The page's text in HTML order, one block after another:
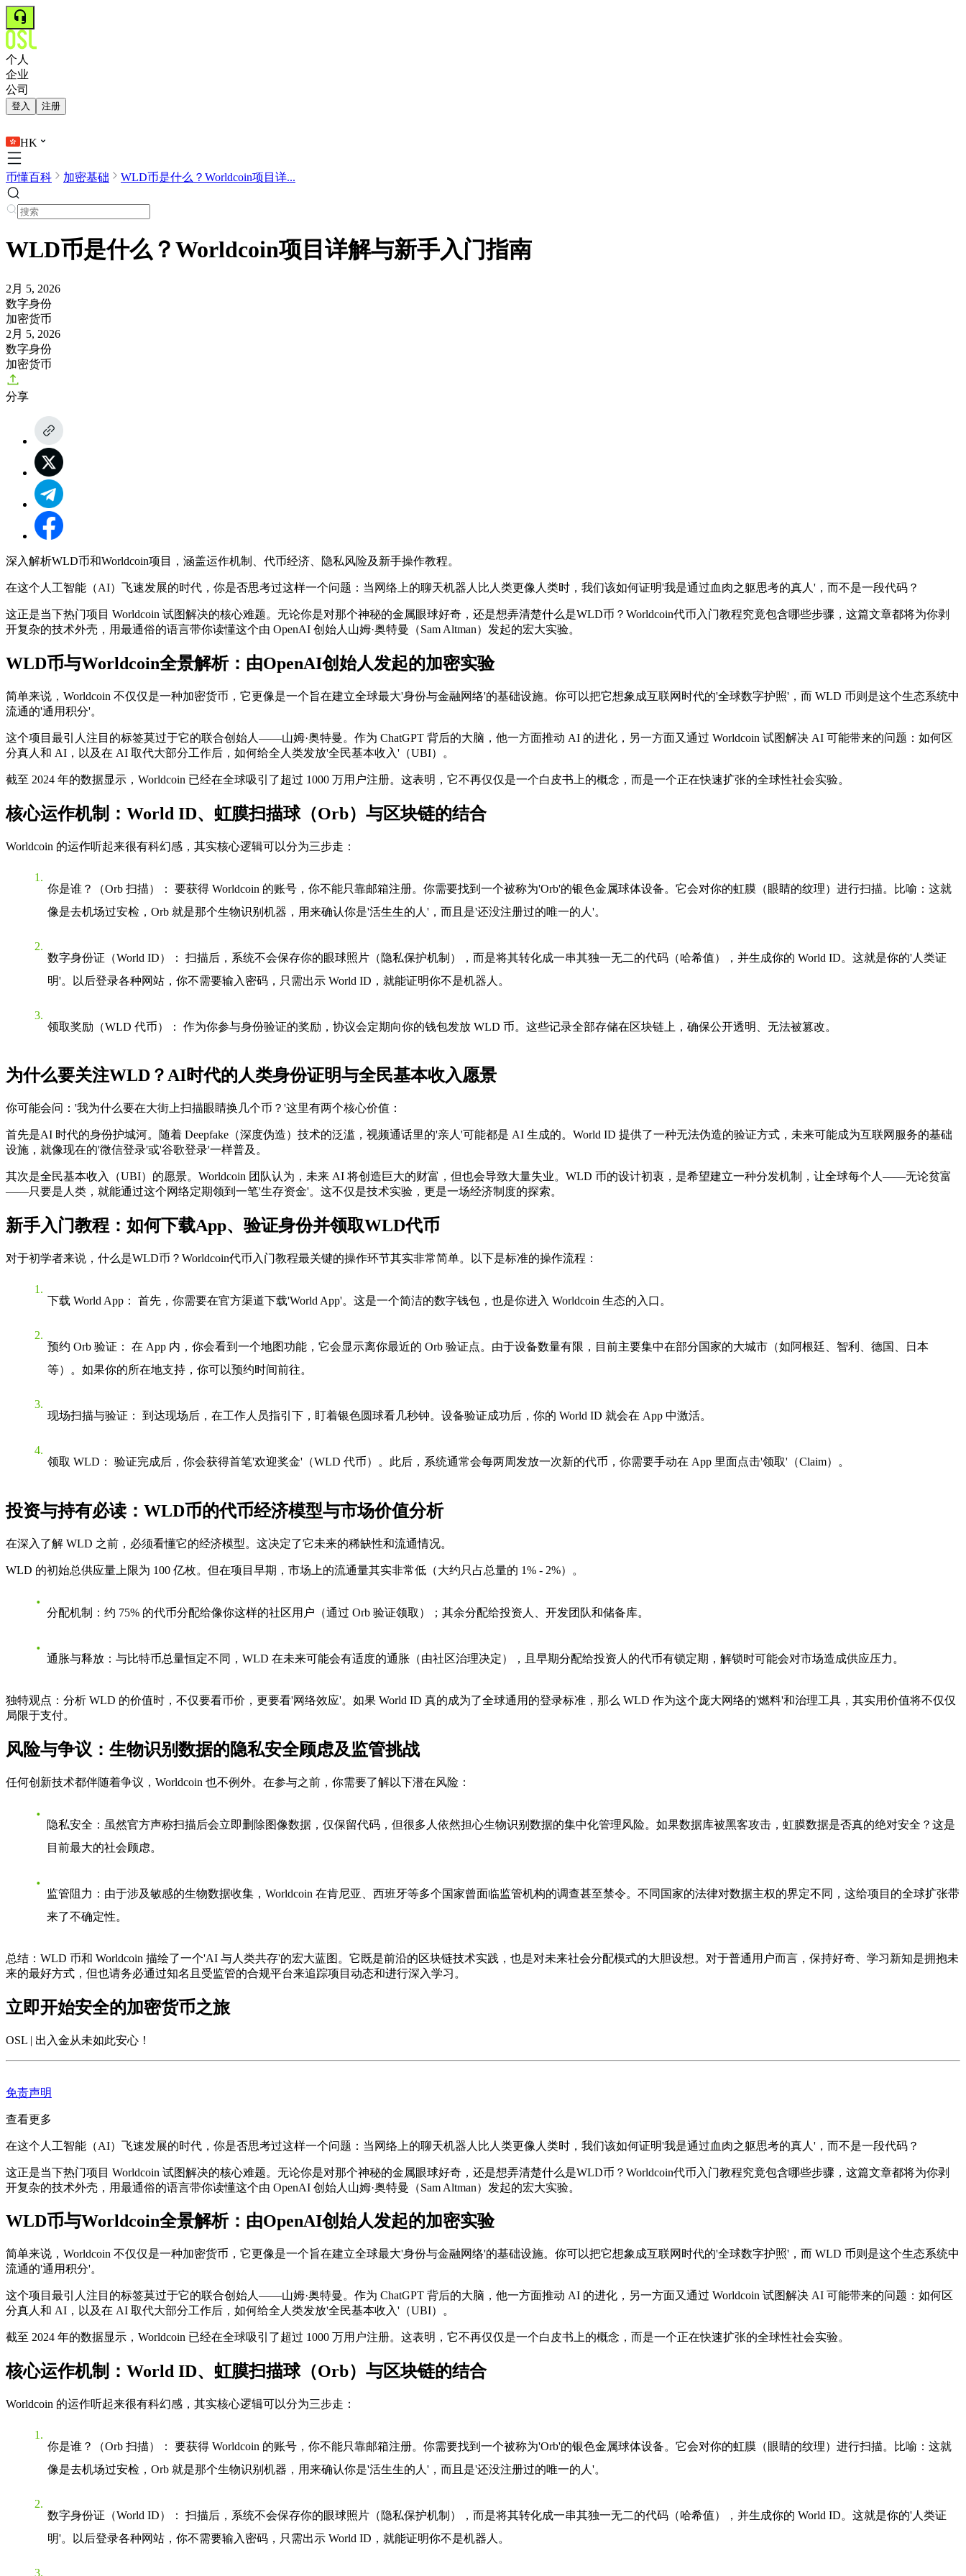
个人
企业
公司
登入 注册
HK
币懂百科 加密基础 WLD币是什么？Worldcoin项目详...
WLD币是什么？Worldcoin项目详解与新手入门指南
2月 5, 2026
数字身份
加密货币
2月 5, 2026
数字身份
加密货币
分享
深入解析WLD币和Worldcoin项目，涵盖运作机制、代币经济、隐私风险及新手操作教程。
在这个人工智能（AI）飞速发展的时代，你是否思考过这样一个问题：当网络上的聊天机器人比人类更像人类时，我们该如何证明'我是通过血肉之躯思考的真人'，而不是一段代码？
这正是当下热门项目 Worldcoin 试图解决的核心难题。无论你是对那个神秘的金属眼球好奇，还是想弄清楚什么是WLD币？Worldcoin代币入门教程究竟包含哪些步骤，这篇文章都将为你剥
开复杂的技术外壳，用最通俗的语言带你读懂这个由 OpenAI 创始人山姆·奥特曼（Sam Altman）发起的宏大实验。
WLD币与Worldcoin全景解析：由OpenAI创始人发起的加密实验
简单来说，Worldcoin 不仅仅是一种加密货币，它更像是一个旨在建立全球最大'身份与金融网络'的基础设施。你可以把它想象成互联网时代的'全球数字护照'，而 WLD 币则是这个生态系统中
流通的'通用积分'。
这个项目最引人注目的标签莫过于它的联合创始人——山姆·奥特曼。作为 ChatGPT 背后的大脑，他一方面推动 AI 的进化，另一方面又通过 Worldcoin 试图解决 AI 可能带来的问题：如何区
分真人和 AI，以及在 AI 取代大部分工作后，如何给全人类发放'全民基本收入'（UBI）。
截至 2024 年的数据显示，Worldcoin 已经在全球吸引了超过 1000 万用户注册。这表明，它不再仅仅是一个白皮书上的概念，而是一个正在快速扩张的全球性社会实验。
核心运作机制：World ID、虹膜扫描球（Orb）与区块链的结合
Worldcoin 的运作听起来很有科幻感，其实核心逻辑可以分为三步走：
你是谁？（Orb 扫描） ： 要获得 Worldcoin 的账号，你不能只靠邮箱注册。你需要找到一个被称为'Orb'的银色金属球体设备。它会对你的虹膜（眼睛的纹理）进行扫描。 比喻 ：这就
像是去机场过安检，Orb 就是那个生物识别机器，用来确认你是'活生生的人'，而且是'还没注册过的唯一的人'。
数字身份证（World ID）
： 扫描后，系统不会保存你的眼球照片（隐私保护机制），而是将其转化成一串其独一无二的代码（哈希值），并生成你的 World ID。这就是你的'人类证
明'。以后登录各种网站，你不需要输入密码，只需出示 World ID，就能证明你不是机器人。
领取奖励（WLD 代币） ： 作为你参与身份验证的奖励，协议会定期向你的钱包发放 WLD 币。这些记录全部存储在区块链上，确保公开透明、无法被篡改。
为什么要关注WLD？AI时代的人类身份证明与全民基本收入愿景
你可能会问：'我为什么要在大街上扫描眼睛换几个币？'这里有两个核心价值：
首先是AI 时代的身份护城河。随着 Deepfake（深度伪造）技术的泛滥，视频通话里的'亲人'可能都是 AI 生成的。World ID 提供了一种无法伪造的验证方式，未来可能成为互联网服务的基础
设施，就像现在的'微信登录'或'谷歌登录'一样普及。
其次是全民基本收入（UBI）的愿景。Worldcoin 团队认为，未来 AI 将创造巨大的财富，但也会导致大量失业。WLD 币的设计初衷，是希望建立一种分发机制，让全球每个人——无论贫富
——只要是人类，就能通过这个网络定期领到一笔'生存资金'。这不仅是技术实验，更是一场经济制度的探索。
新手入门教程：如何下载App、验证身份并领取WLD代币
对于初学者来说， 什么是WLD币？Worldcoin代币入门教程最关键的操作环节其实非常简单。以下是标准的操作流程：
下载 World App ： 首先，你需要在官方渠道下载'World App'。这是一个简洁的数字钱包，也是你进入 Worldcoin 生态的入口。
预约 Orb 验证 ： 在 App 内，你会看到一个地图功能，它会显示离你最近的 Orb 验证点。由于设备数量有限，目前主要集中在部分国家的大城市（如阿根廷、智利、德国、日本
等）。如果你的所在地支持，你可以预约时间前往。
现场扫描与验证 ： 到达现场后，在工作人员指引下，盯着银色圆球看几秒钟。设备验证成功后，你的 World ID 就会在 App 中激活。
领取 WLD ： 验证完成后，你会获得首笔'欢迎奖金'（WLD 代币）。此后，系统通常会每两周发放一次新的代币，你需要手动在 App 里面点击'领取'（Claim）。
投资与持有必读：WLD币的代币经济模型与市场价值分析
在深入了解 WLD 之前，必须看懂它的经济模型。这决定了它未来的稀缺性和流通情况。
WLD 的初始总供应量上限为 100 亿枚。但在项目早期，市场上的流通量其实非常低（大约只占总量的 1% - 2%）。
分配机制 ：约 75% 的代币分配给像你这样的社区用户（通过 Orb 验证领取）；其余分配给投资人、开发团队和储备库。
通胀与释放 ：与比特币总量恒定不同，WLD 在未来可能会有适度的通胀（由社区治理决定），且早期分配给投资人的代币有锁定期，解锁时可能会对市场造成供应压力。
独特观点 ：分析 WLD 的价值时，不仅要看币价，更要看'网络效应'。如果 World ID 真的成为了全球通用的登录标准，那么 WLD 作为这个庞大网络的'燃料'和治理工具，其实用价值将不仅仅
局限于支付。
风险与争议：生物识别数据的隐私安全顾虑及监管挑战
任何创新技术都伴随着争议，Worldcoin 也不例外。在参与之前，你需要了解以下潜在风险：
隐私安全 ：虽然官方声称扫描后会立即删除图像数据，仅保留代码，但很多人依然担心生物识别数据的集中化管理风险。如果数据库被黑客攻击，虹膜数据是否真的绝对安全？这是
目前最大的社会顾虑。
监管阻力 ：由于涉及敏感的生物数据收集，Worldcoin 在肯尼亚、西班牙等多个国家曾面临监管机构的调查甚至禁令。不同国家的法律对数据主权的界定不同，这给项目的全球扩张带
来了不确定性。
总结 ：WLD 币和 Worldcoin 描绘了一个'AI 与人类共存'的宏大蓝图。它既是前沿的区块链技术实践，也是对未来社会分配模式的大胆设想。对于普通用户而言，保持好奇、学习新知是拥抱未
来的最好方式，但也请务必通过知名且受监管的合规平台来追踪项目动态和进行深入学习。
立即开始安全的加密货币之旅
OSL | 出入金从未如此安心 ！
免责声明
查看更多
在这个人工智能（AI）飞速发展的时代，你是否思考过这样一个问题：当网络上的聊天机器人比人类更像人类时，我们该如何证明'我是通过血肉之躯思考的真人'，而不是一段代码？
这正是当下热门项目 Worldcoin 试图解决的核心难题。无论你是对那个神秘的金属眼球好奇，还是想弄清楚什么是WLD币？Worldcoin代币入门教程究竟包含哪些步骤，这篇文章都将为你剥
开复杂的技术外壳，用最通俗的语言带你读懂这个由 OpenAI 创始人山姆·奥特曼（Sam Altman）发起的宏大实验。
WLD币与Worldcoin全景解析：由OpenAI创始人发起的加密实验
简单来说，Worldcoin 不仅仅是一种加密货币，它更像是一个旨在建立全球最大'身份与金融网络'的基础设施。你可以把它想象成互联网时代的'全球数字护照'，而 WLD 币则是这个生态系统中
流通的'通用积分'。
这个项目最引人注目的标签莫过于它的联合创始人——山姆·奥特曼。作为 ChatGPT 背后的大脑，他一方面推动 AI 的进化，另一方面又通过 Worldcoin 试图解决 AI 可能带来的问题：如何区
分真人和 AI，以及在 AI 取代大部分工作后，如何给全人类发放'全民基本收入'（UBI）。
截至 2024 年的数据显示，Worldcoin 已经在全球吸引了超过 1000 万用户注册。这表明，它不再仅仅是一个白皮书上的概念，而是一个正在快速扩张的全球性社会实验。
核心运作机制：World ID、虹膜扫描球（Orb）与区块链的结合
Worldcoin 的运作听起来很有科幻感，其实核心逻辑可以分为三步走：
你是谁？（Orb 扫描） ： 要获得 Worldcoin 的账号，你不能只靠邮箱注册。你需要找到一个被称为'Orb'的银色金属球体设备。它会对你的虹膜（眼睛的纹理）进行扫描。 比喻 ：这就
像是去机场过安检，Orb 就是那个生物识别机器，用来确认你是'活生生的人'，而且是'还没注册过的唯一的人'。
数字身份证（World ID）
： 扫描后，系统不会保存你的眼球照片（隐私保护机制），而是将其转化成一串其独一无二的代码（哈希值），并生成你的 World ID。这就是你的'人类证
明'。以后登录各种网站，你不需要输入密码，只需出示 World ID，就能证明你不是机器人。